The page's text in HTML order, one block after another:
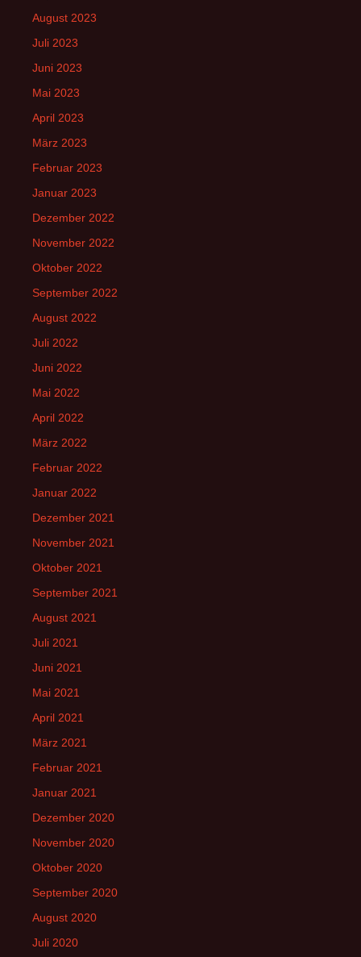
August 2023
Juli 2023
Juni 2023
Mai 2023
April 2023
März 2023
Februar 2023
Januar 2023
Dezember 2022
November 2022
Oktober 2022
September 2022
August 2022
Juli 2022
Juni 2022
Mai 2022
April 2022
März 2022
Februar 2022
Januar 2022
Dezember 2021
November 2021
Oktober 2021
September 2021
August 2021
Juli 2021
Juni 2021
Mai 2021
April 2021
März 2021
Februar 2021
Januar 2021
Dezember 2020
November 2020
Oktober 2020
September 2020
August 2020
Juli 2020